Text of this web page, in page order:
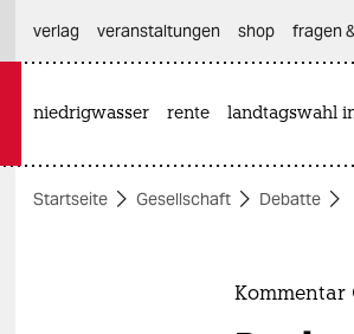
themen
verlag
veranstaltungen shop fragen
niedrigwasser rente landtagswahl
Startseite Gesellschaft Debatte
Kommentar